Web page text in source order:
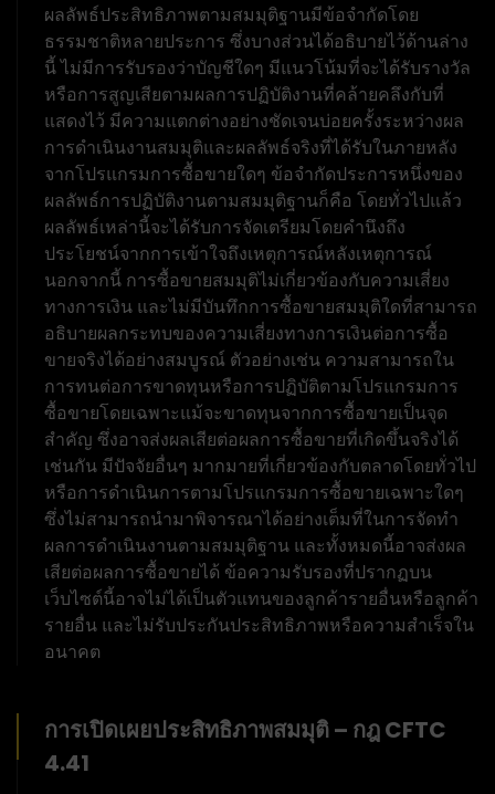
ผลลัพธ์ประสิทธิภาพตามสมมุติฐานมีข้อจำกัดโดย
ธรรมชาติหลายประการ ซึ่งบางส่วนได้อธิบายไว้ด้านล่าง
นี้ ไม่มีการรับรองว่าบัญชีใดๆ มีแนวโน้มที่จะได้รับรางวัล
หรือการสูญเสียตามผลการปฏิบัติงานที่คล้ายคลึงกับที่
แสดงไว้ มีความแตกต่างอย่างชัดเจนบ่อยครั้งระหว่างผล
การดำเนินงานสมมุติและผลลัพธ์จริงที่ได้รับในภายหลัง
จากโปรแกรมการซื้อขายใดๆ ข้อจำกัดประการหนึ่งของ
ผลลัพธ์การปฏิบัติงานตามสมมุติฐานก็คือ โดยทั่วไปแล้ว
ผลลัพธ์เหล่านี้จะได้รับการจัดเตรียมโดยคำนึงถึง
ประโยชน์จากการเข้าใจถึงเหตุการณ์หลังเหตุการณ์
นอกจากนี้ การซื้อขายสมมุติไม่เกี่ยวข้องกับความเสี่ยง
ทางการเงิน และไม่มีบันทึกการซื้อขายสมมุติใดที่สามารถ
อธิบายผลกระทบของความเสี่ยงทางการเงินต่อการซื้อ
ขายจริงได้อย่างสมบูรณ์ ตัวอย่างเช่น ความสามารถใน
การทนต่อการขาดทุนหรือการปฏิบัติตามโปรแกรมการ
ซื้อขายโดยเฉพาะแม้จะขาดทุนจากการซื้อขายเป็นจุด
สำคัญ ซึ่งอาจส่งผลเสียต่อผลการซื้อขายที่เกิดขึ้นจริงได้
เช่นกัน มีปัจจัยอื่นๆ มากมายที่เกี่ยวข้องกับตลาดโดยทั่วไป
หรือการดำเนินการตามโปรแกรมการซื้อขายเฉพาะใดๆ
ซึ่งไม่สามารถนำมาพิจารณาได้อย่างเต็มที่ในการจัดทำ
ผลการดำเนินงานตามสมมุติฐาน และทั้งหมดนี้อาจส่งผล
เสียต่อผลการซื้อขายได้ ข้อความรับรองที่ปรากฏบน
เว็บไซต์นี้อาจไม่ได้เป็นตัวแทนของลูกค้ารายอื่นหรือลูกค้า
รายอื่น และไม่รับประกันประสิทธิภาพหรือความสำเร็จใน
อนาคต
การเปิดเผยประสิทธิภาพสมมุติ – กฎ CFTC
4.41